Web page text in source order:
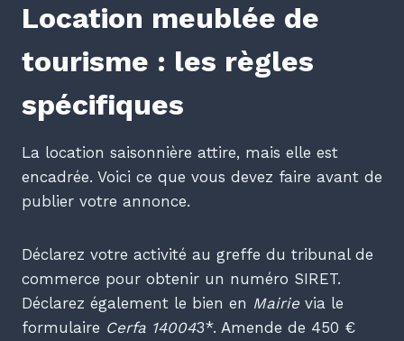
Location meublée de
tourisme : les règles
spécifiques
La location saisonnière attire, mais elle est
encadrée. Voici ce que vous devez faire avant de
publier votre annonce.
Déclarez votre activité au greffe du tribunal de
commerce pour obtenir un numéro SIRET.
Déclarez également le bien en Mairie via le
formulaire Cerfa 140043*. Amende de 450 €